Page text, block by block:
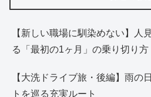
【新しい職場に馴染めない】人
る「最初の1ヶ月」の乗り切り方
【大洗ドライブ旅・後編】雨の
トを巡る充実ルート